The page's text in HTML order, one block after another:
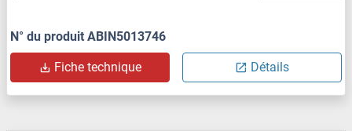
N° du produit ABIN5013746
Fiche technique Détails